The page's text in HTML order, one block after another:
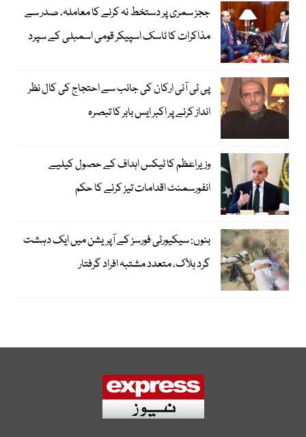
ججز سمری پر دستخط نہ کرنے کا معاملہ، صدر سے
مذاکرات کا ٹاسک اسپیکر قومی اسمبلی کے سپرد
پی ٹی آئی ارکان کی جانب سے احتجاج کی کال نظر
انداز کرنے پر اکبر ایس بابر کا تبصرہ
وزیراعظم کا ٹیکس اہداف کے حصول کیلیے
انفورسمنٹ اقدامات تیز کرنے کا حکم
بنوں: سیکیورٹی فورسز کے آپریشن میں ایک دہشت
گرد ہلاک، متعدد مشتبہ افراد گرفتار